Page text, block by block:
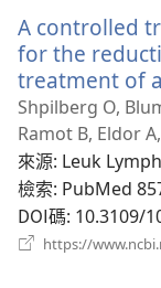
A controlled
for the
treatment of
Shpilberg O,
Ramot B, Eldor
來源‎: Leuk
檢索‎: PubMed
DOI碼‎: 10.3109/
https://